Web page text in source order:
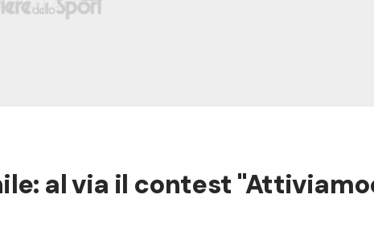
al via il contest